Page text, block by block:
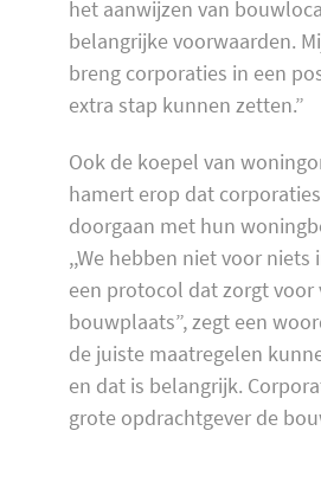
het aanwijzen van
belangrijke voorwaarden.
breng corporaties in een
extra stap kunnen zetten.”
Ook de koepel van
hamert erop dat
doorgaan met hun
,,We hebben niet voor
een protocol dat zorgt voor
bouwplaats”, zegt een
de juiste maatregelen
en dat is belangrijk.
grote opdrachtgever de